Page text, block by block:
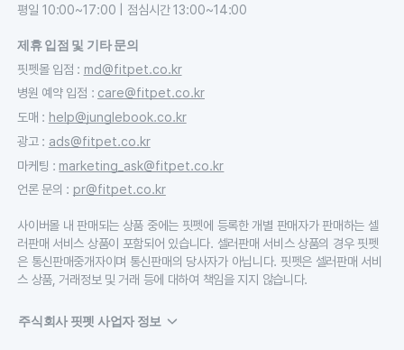
평일 10:00~17:00 | 점심시간 13:00~14:00
제휴 입점 및 기타 문의
핏펫몰 입점 : md@fitpet.co.kr
병원 예약 입점 : care@fitpet.co.kr
도매 : help@junglebook.co.kr
광고: ads@fitpet.co.kr
마케팅 : marketing_ask@fitpet.co.kr
언론 문의 : pr@fitpet.co.kr
사이버몰 내 판매되는 상품 중에는 핏펫에 등록한 개별 판매자가 판매하는 셀
러판매 서비스 상품이 포함되어 있습니다. 셀러판매 서비스 상품의 경우 핏펫
은 통신판매중개자이며 통신판매의 당사자가 아닙니다. 핏펫은 셀러판매 서비
스 상품, 거래정보 및 거래 등에 대하여 책임을 지지 않습니다.
주식회사 핏펫 사업자 정보